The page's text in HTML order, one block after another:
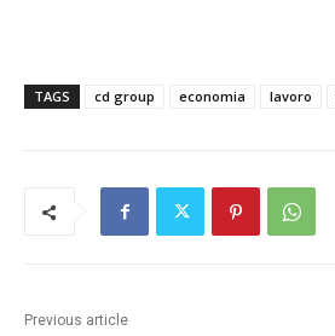
TAGS cd group economia lavoro
Previous article